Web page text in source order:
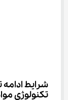
شرایط
ﺗﻜﻨﻮﻟﻮژی